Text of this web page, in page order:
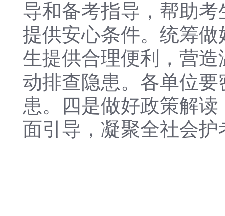
导和备考指导，帮助
提供安心条件。统筹
生提供合理便利，营
动排查隐患。各单位
患。四是做好政策解
面引导，凝聚全社会护